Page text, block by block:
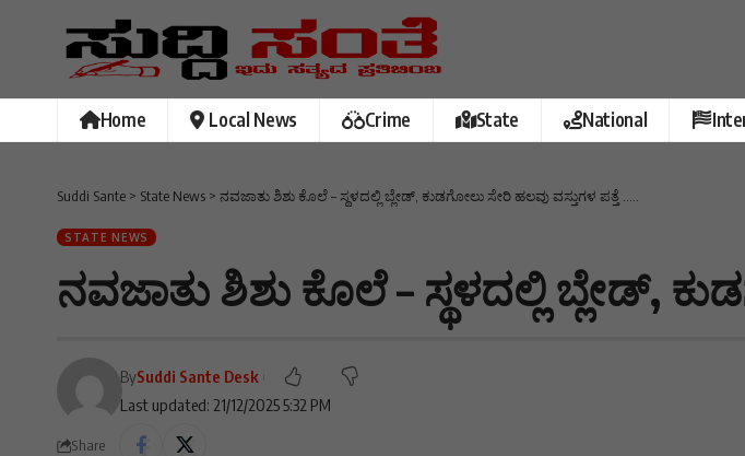
Home Local News Crime State National
Suddi Sante > State News > ನವಜಾತು ಶಿಶು ಕೊಲೆ – ಸ್ಥಳದಲ್ಲಿ ಬ್ಲೇಡ್, ಕುಡಗೋಲು ಸೇರಿ ಹಲವು ವಸ್ತುಗಳ ಪತ್ತೆ …..
STATE NEWS
ನವಜಾತು ಶಿಶು ಕೊಲೆ – ಸ್ಥಳದಲ್ಲಿ ಬ್ಲೇಡ್,
Last updated: 21/12/2025 5:32 PM
BySuddi Sante Desk
Share